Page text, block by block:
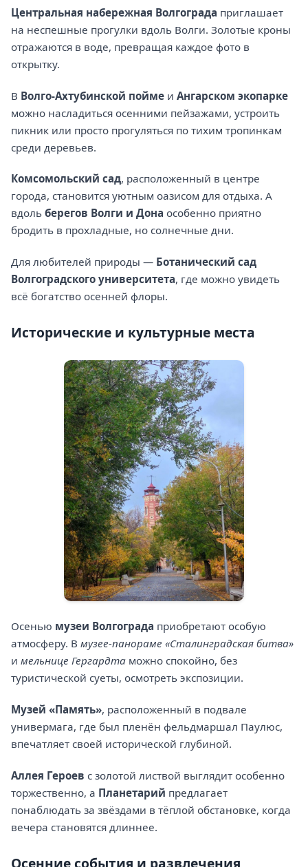
Центральная набережная Волгограда приглашает
на неспешные прогулки вдоль Волги. Золотые кроны
отражаются в воде, превращая каждое фото в
открытку.
В Волго-Ахтубинской пойме и Ангарском экопарке
можно насладиться осенними пейзажами, устроить
пикник или просто прогуляться по тихим тропинкам
среди деревьев.
Комсомольский сад, расположенный в центре
города, становится уютным оазисом для отдыха. А
вдоль берегов Волги и Дона особенно приятно
бродить в прохладные, но солнечные дни.
Для любителей природы — Ботанический сад
Волгоградского университета, где можно увидеть
всё богатство осенней флоры.
Исторические и культурные места
Осенью музеи Волгограда приобретают особую
атмосферу. В музее-панораме «Сталинградская битва»
и мельнице Гергардта можно спокойно, без
туристической суеты, осмотреть экспозиции.
Музей «Память», расположенный в подвале
универмага, где был пленён фельдмаршал Паулюс,
впечатляет своей исторической глубиной.
Аллея Героев с золотой листвой выглядит особенно
торжественно, а Планетарий предлагает
понаблюдать за звёздами в тёплой обстановке, когда
вечера становятся длиннее.
Осенние события и развлечения